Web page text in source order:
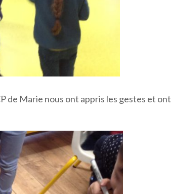
de Marie nous ont appris les gestes et ont